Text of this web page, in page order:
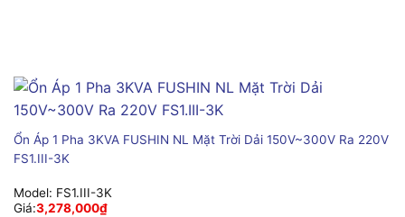
Ổn Áp 1 Pha 3KVA FUSHIN NL Mặt Trời Dải 150V~300V Ra 220V
FS1.III-3K
Model: FS1.III-3K
Giá:3,278,000₫